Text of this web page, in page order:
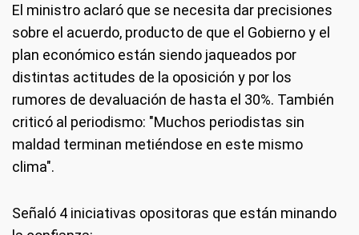
El ministro aclaró que se necesita dar precisiones
sobre el acuerdo, producto de que el Gobierno y el
plan económico están siendo jaqueados por
distintas actitudes de la oposición y por los
rumores de devaluación de hasta el 30%. También
criticó al periodismo: "Muchos periodistas sin
maldad terminan metiéndose en este mismo
clima".
Señaló 4 iniciativas opositoras que están minando